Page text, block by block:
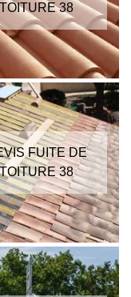
TOITURE 38
FUITE DE
TOITURE 38